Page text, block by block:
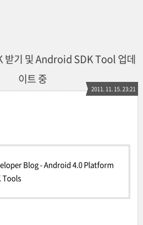
기 및 Android SDK Tool 업데
이트 중
2011. 11. 15. 23:21
Blog-Android 4.0 Platform
Tools